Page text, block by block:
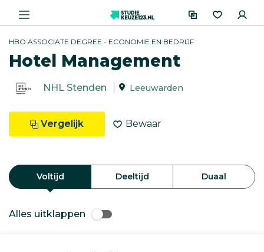
HBO ASSOCIATE DEGREE - ECONOMIE EN BEDRIJF
Hotel Management
NHL Stenden Leeuwarden
Vergelijk Bewaar
Voltijd Deeltijd Duaal
Alles uitklappen